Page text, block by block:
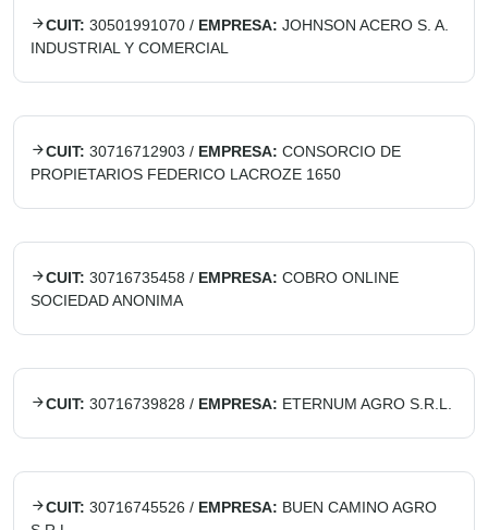
CUIT: 30501991070 / EMPRESA: JOHNSON ACERO S. A.
INDUSTRIAL Y COMERCIAL
CUIT: 30716712903 / EMPRESA: CONSORCIO DE
PROPIETARIOS FEDERICO LACROZE 1650
CUIT: 30716735458 / EMPRESA: COBRO ONLINE
SOCIEDAD ANONIMA
CUIT: 30716739828 / EMPRESA: ETERNUM AGRO S.R.L.
CUIT: 30716745526 / EMPRESA: BUEN CAMINO AGRO